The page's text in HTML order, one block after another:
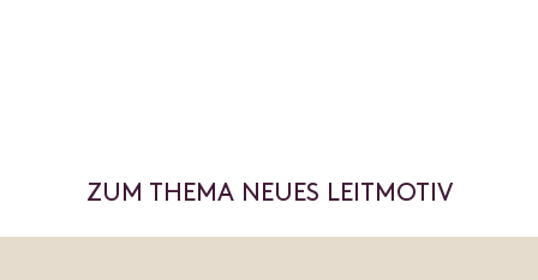
ZUM THEMA NEUES LEITMOTIV